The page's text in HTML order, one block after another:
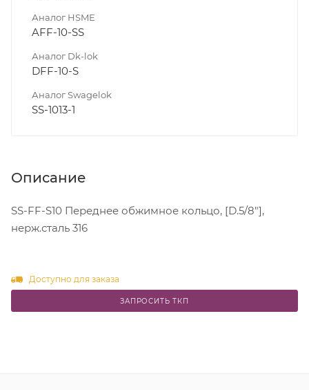
Аналог HSME
AFF-10-SS
Аналог Dk-lok
DFF-10-S
Аналог Swagelok
SS-1013-1
Описание
SS-FF-S10 Переднее обжимное кольцо, [D.5/8"],
нерж.сталь 316
Доступно для заказа
ЗАПРОСИТЬ ТКП